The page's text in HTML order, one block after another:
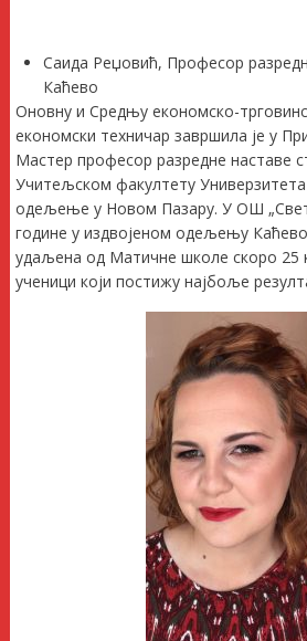
Саида Реџовић, Професор
Каћево
Оновну и Средњу економско-
економски техничар завршила је у
Мастер професор разредне наставе
Учитељском факултету
одељење у Новом Пазару. У ОШ
године у издвојеном одељењу
удаљена од Матичне школе скоро 25
ученици који постижу најбоље